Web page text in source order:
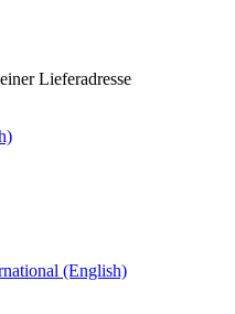
Lieferadresse
(English)